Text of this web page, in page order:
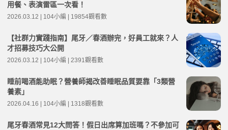
用餐、表演雷區一次看！
2026.03.12 | 104小編 | 19854觀看數
【社群力實踐指南】尾牙／春酒辦完，好員工就來？人
才招募技巧大公開
2026.03.12 | 104小編 | 2391觀看數
睡前喝酒能助眠？營養師揭改善睡眠品質要靠「3類營
養素」
2026.04.16 | 104小編 | 1318觀看數
尾牙春酒常見12大問答！假日出席算加班嗎？不參加可